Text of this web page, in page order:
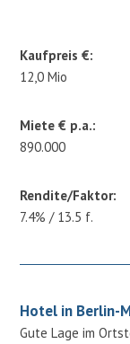
Kaufpreis €:
12,0 Mio
Miete € p.a.:
890.000
Rendite/Faktor:
7.4% / 13.5 f.
Hotel in Berlin-
Gute Lage im